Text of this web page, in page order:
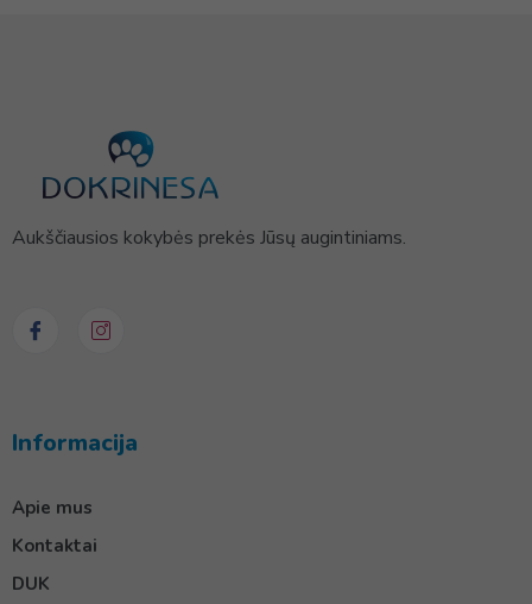
Aukščiausios kokybės prekės Jūsų augintiniams.
Informacija
Apie mus
Kontaktai
DUK